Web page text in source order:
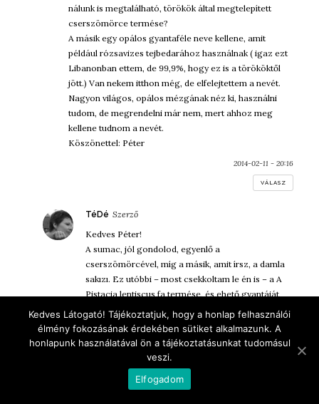
nálunk is megtalálható, törökök által megtelepített
cserszömörce termése?
A másik egy opálos gyantaféle neve kellene, amit
például rózsavizes tejbedarához használnak ( igaz ezt
Libanonban ettem, de 99,9%, hogy ez is a törököktől
jött.) Van nekem itthon még, de elfelejtettem a nevét.
Nagyon világos, opálos mézgának néz ki, használni
tudom, de megrendelni már nem, mert ahhoz meg
kellene tudnom a nevét.
Köszönettel: Péter
2014-02-11 - 20:16
VÁLASZ
TéDé szerint:
Kedves Péter!
A sumac, jól gondolod, egyenlő a
cserszömörcével, míg a másik, amit írsz, a damla
sakızı. Ez utóbbi – most csekkoltam le én is – a A
Pistacia lentiscus fa termése, és ehető gyantáját
magyarul masztikának nevezik.
További jó munkát!
Kedves Látogató! Tájékoztatjuk, hogy a honlap felhasználói
élmény fokozásának érdekében sütiket alkalmazunk. A
honlapunk használatával ön a tájékoztatásunkat tudomásul
veszi.
Elfogadom